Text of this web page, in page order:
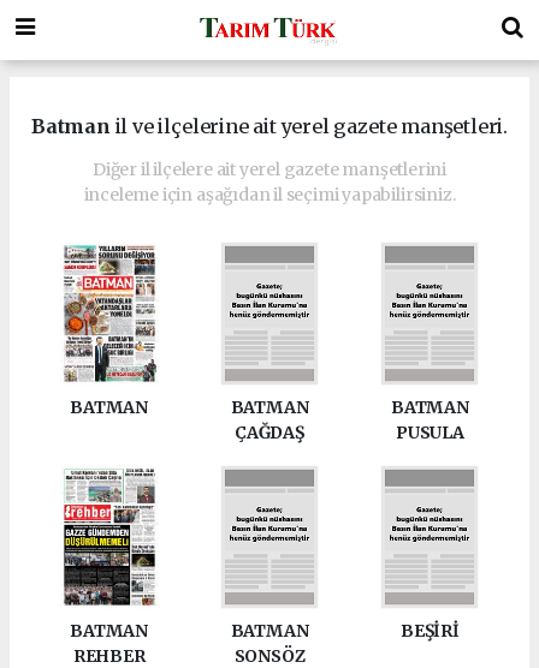
Batman il ve ilçelerine ait yerel gazete manşetleri.
Diğer il ilçelere ait yerel gazete manşetlerini
inceleme için aşağıdan il seçimi yapabilirsiniz.
BATMAN
BATMAN
ÇAĞDAŞ
BATMAN
PUSULA
BATMAN
REHBER
BATMAN
SONSÖZ
BEŞİRİ